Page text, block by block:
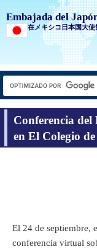
Embajada del
在メキシコ日本国大使
Conferencia
en El Colegio
El 24 de septiembre,
conferencia virtual